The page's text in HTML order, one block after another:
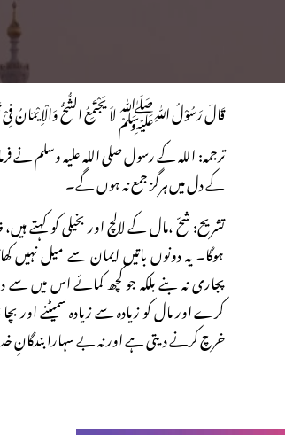
قَالَ رَسُوْلُ اللّٰہِﷺ لاَ یَجْتَمِعُ الشُّحُّ وَالْاِیْمَانُ فِیْ قَلْبِ
ترجمہ: اللہ کے رسول صلی اللہ علیہ وسلم نے
کے دل میں ہرگز جمع نہ ہوں گے۔
تشریح: شحّ ،مال کے لالچ اور بخیلی کو کہتے
ہوگا۔ یہ دونوں باتیں ایمان سے میل نہیں
پجاری نہ بنے بلکہ جو کچھ کمائے اس میں
کرے اور مال کو زیادہ سے زیادہ سمیٹنے اور
خرچ کرنے دیتی ہے اور نہ بے سہارا بندگانِ